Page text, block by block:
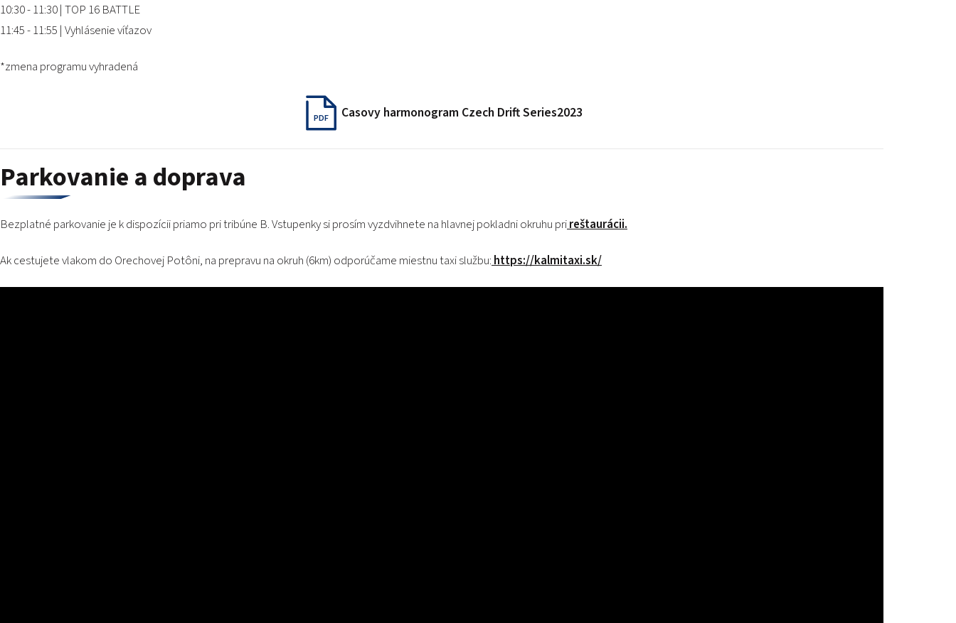
10:30 - 11:30 | TOP 16 BATTLE
11:45 - 11:55 | Vyhlásenie víťazov
*zmena programu vyhradená
PDF Casovy harmonogram Czech Drift Series2023
Parkovanie a doprava
Bezplatné parkovanie je k dispozícii priamo pri tribúne B. Vstupenky si prosím vyzdvihnete na hlavnej pokladni okruhu prireštaurácii.
Ak cestujete vlakom do Orechovej Potôni, na prepravu na okruh (6km) odporúčame miestnu taxi službu:https://kalmitaxi.sk/